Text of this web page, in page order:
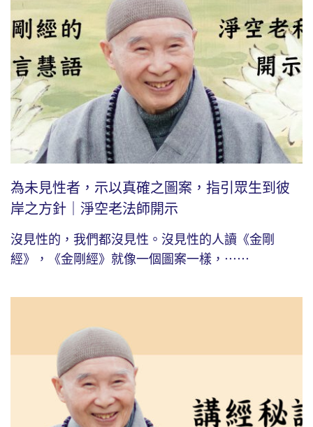
為未見性者，示以真確之圖案，指引眾生到彼
岸之方針｜淨空老法師開示
沒見性的，我們都沒見性。沒見性的人讀《金剛
經》，《金剛經》就像一個圖案一樣，⋯⋯